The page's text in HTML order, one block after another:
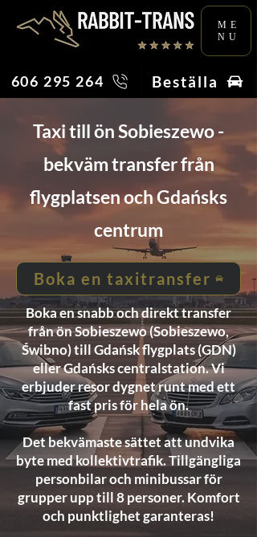
ME
NU
606 295 264 Beställa
Taxi till ön Sobieszewo -
bekväm transfer från
flygplatsen och Gdańsks
centrum
Boka en taxitransfer
Boka en snabb och direkt transfer
från ön Sobieszewo (Sobieszewo,
Świbno) till Gdańsk flygplats (GDN)
eller Gdańsks centralstation. Vi
erbjuder resor dygnet runt med ett
fast pris för hela ön.
Det bekvämaste sättet att undvika
byte med kollektivtrafik. Tillgängliga
personbilar och minibussar för
grupper upp till 8 personer. Komfort
och punktlighet garanteras!